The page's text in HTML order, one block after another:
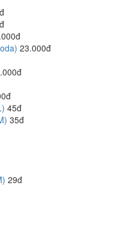
23.000đ
45đ
35đ
29đ